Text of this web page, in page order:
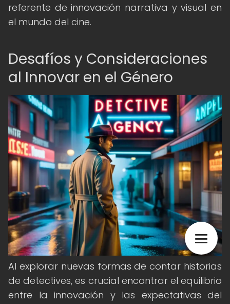
referente de innovación narrativa y visual en
el mundo del cine.
Desafíos y Consideraciones
al Innovar en el Género
Al explorar nuevas formas de contar historias
de detectives, es crucial encontrar el equilibrio
entre la innovación y las expectativas del